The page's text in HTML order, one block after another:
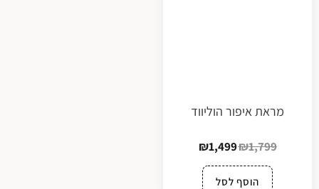
מראת איפור הוליווד
₪1,799
₪1,499
הוסף לסל